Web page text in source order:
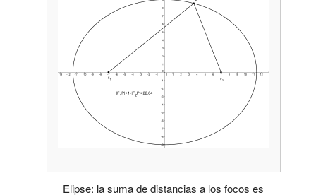
Elipse: la suma de distancias a los focos es